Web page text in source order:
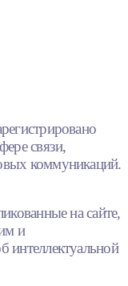
связи,
коммуникаций.
на сайте,
и
интеллектуальной